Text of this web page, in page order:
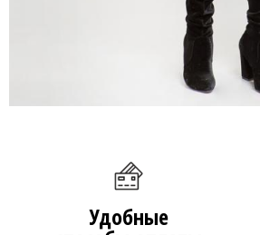
Удобные